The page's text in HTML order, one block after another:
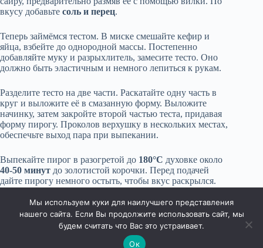
вкусу добавьте соль и перец.
Теперь займёмся тестом. В миске смешайте кефир и
яйца, взбейте до однородной массы. Постепенно
добавляйте муку и разрыхлитель, замесите тесто. Оно
должно быть эластичным и немного лепиться к рукам.
Разделите тесто на две части. Раскатайте одну часть в
круг и выложите её в смазанную форму. Выложите
начинку, затем закройте второй частью теста, придавая
форму пирогу. Проколов верхушку в нескольких местах,
обеспечьте выход пара при выпекании.
Выпекайте пирог в разогретой до 180°C духовке около
40-50 минут до золотистой корочки. Перед подачей
дайте пирогу немного остыть, чтобы вкус раскрылся.
семейного ужина или встреч с друзьями.
Мы используем куки для наилучшего представления
нашего сайта. Если Вы продолжите использовать сайт, мы
будем считать что Вас это устраивает.
Ок